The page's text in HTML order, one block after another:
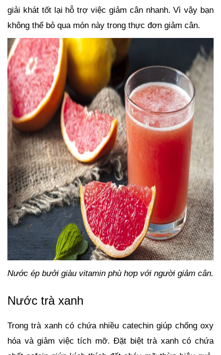
giải khát tốt lại hỗ trợ việc giảm cân nhanh. Vì vậy bạn
không thể bỏ qua món này trong thực đơn giảm cân.
Nước ép bưởi giàu vitamin phù hợp với người giảm cân.
Nước trà xanh
Trong trà xanh có chứa nhiều catechin giúp chống oxy
hóa và giảm việc tích mỡ. Đặt biệt trà xanh có chứa